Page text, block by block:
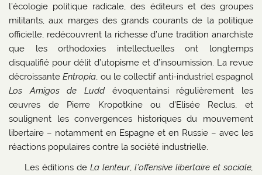
l’écologie politique radicale, des éditeurs et des groupes
militants, aux marges des grands courants de la politique
officielle, redécouvrent la richesse d’une tradition anarchiste
que les orthodoxies intellectuelles ont longtemps
disqualifié pour délit d’utopisme et d’insoumission. La revue
décroissanteEntropia, ou le collectif anti-industriel espagnol
Los Amigos de Ludd évoquentainsi régulièrement les
œuvres de Pierre Kropotkine ou d’Elisée Reclus, et
soulignent les convergences historiques du mouvement
libertaire – notamment en Espagne et en Russie – avec les
réactions populaires contre la société industrielle.
Les éditions de La lenteur, l’offensive libertaire et sociale,